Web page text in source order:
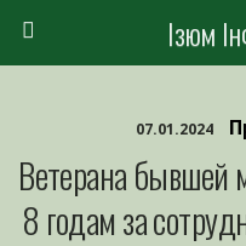
Ізюм
07.01.2024
Ветерана бывшей
8 годам за